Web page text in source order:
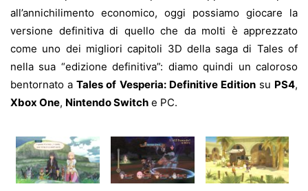
all’annichilimento economico, oggi possiamo giocare la
versione definitiva di quello che da molti è apprezzato
come uno dei migliori capitoli 3D della saga di Tales of
nella sua “edizione definitiva”: diamo quindi un caloroso
bentornato aTales of Vesperia: Definitive Editionsu PS4,
Xbox One, Nintendo Switch e PC.